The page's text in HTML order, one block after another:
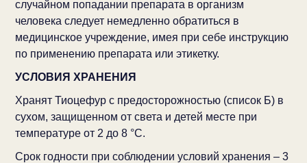
случайном попадании препарата в организм
человека следует немедленно обратиться в
медицинское учреждение, имея при себе инструкцию
по применению препарата или этикетку.
УСЛОВИЯ ХРАНЕНИЯ
Хранят Тиоцефур с предосторожностью (список Б) в
сухом, защищенном от света и детей месте при
температуре от 2 до 8 °С.
Срок годности при соблюдении условий хранения – 3